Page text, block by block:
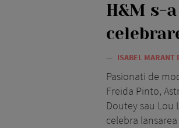
H&M s-
— ISABEL MARANT
Pasionati de
Freida Pinto,
Doutey sau Lou
celebra